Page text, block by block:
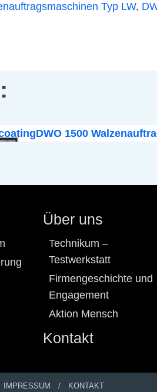
Typ LW,
DWO 1500
Über uns
Technikum –
Testwerkstatt
Firmengeschichte und
Engagement
Aktion Mensch
Kontakt
IMPRESSUM KONTAKT